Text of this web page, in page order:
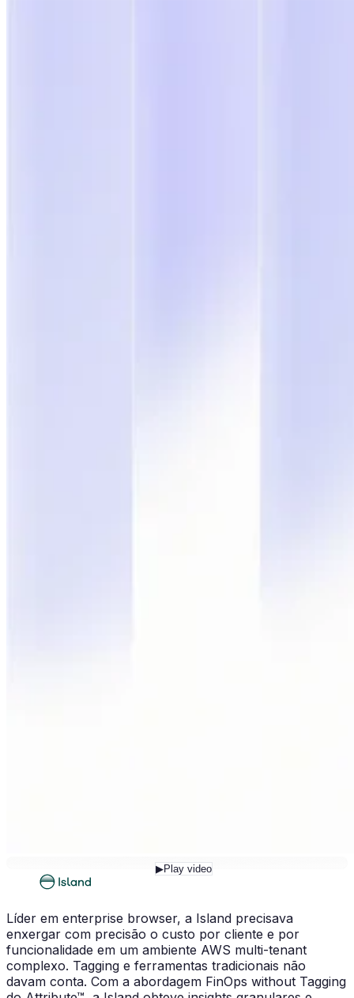
▶Play video
Líder em enterprise browser, a Island precisava
enxergar com precisão o custo por cliente e por
funcionalidade em um ambiente AWS multi-tenant
complexo. Tagging e ferramentas tradicionais não
davam conta. Com a abordagem FinOps without Tagging